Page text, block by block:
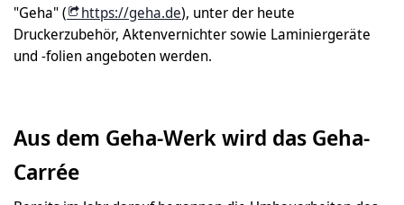
"Geha" (
https://geha.de), unter der heute
Druckerzubehör, Aktenvernichter sowie Laminiergeräte
und -folien angeboten werden.
Aus dem Geha-Werk wird das Geha-
Carrée